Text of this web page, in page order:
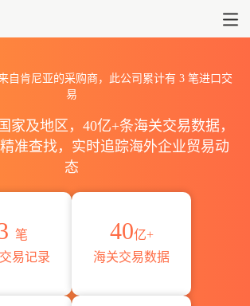
自肯尼亚的采购商，此公司累计有 3 笔进口交
易
家及地区，40亿+条海关交易数据，
准查找，实时追踪海外企业贸易动
态
笔
易记录
40亿+
海关交易数据